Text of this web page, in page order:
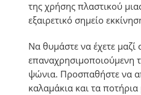
της χρήσης πλαστικού
εξαιρετικό σημείο
Να θυμάστε να έχετε μαζί
επαναχρησιμοποιούμενη
ψώνια. Προσπαθήστε να
καλαμάκια και τα